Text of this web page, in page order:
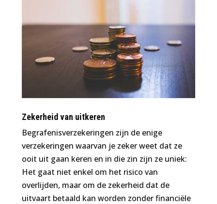
Zekerheid van uitkeren
Begrafenisverzekeringen zijn de enige
verzekeringen waarvan je zeker weet dat ze
ooit uit gaan keren en in die zin zijn ze uniek:
Het gaat niet enkel om het risico van
overlijden, maar om de zekerheid dat de
uitvaart betaald kan worden zonder financiële